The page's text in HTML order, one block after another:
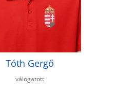
Tóth Gergő
válogatott